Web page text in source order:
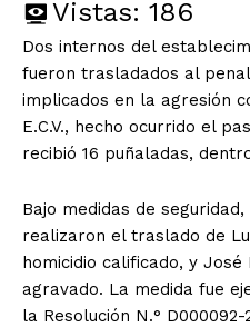
Vistas: 186
Dos internos del
fueron trasladados al
implicados en la agresión
E.C.V., hecho ocurrido el
recibió 16 puñaladas,
Bajo medidas de
realizaron el traslado de
homicidio calificado, y
agravado. La medida fue
la Resolución N.° D000092-